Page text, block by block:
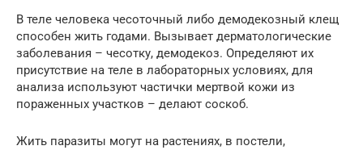
В теле человека чесоточный либо демодекозный клещ
способен жить годами. Вызывает дерматологические
заболевания – чесотку, демодекоз. Определяют их
присутствие на теле в лабораторных условиях, для
анализа используют частички мертвой кожи из
пораженных участков – делают соскоб.
Жить паразиты могут на растениях, в постели,